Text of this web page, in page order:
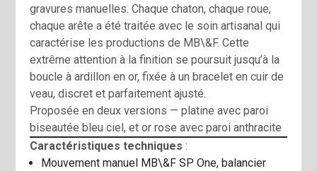
gravures manuelles. Chaque chaton, chaque roue,
chaque arête a été traitée avec le soin artisanal qui
caractérise les productions de MB\&F. Cette
extrême attention à la finition se poursuit jusqu’à la
boucle à ardillon en or, fixée à un bracelet en cuir de
veau, discret et parfaitement ajusté.
Proposée en deux versions — platine avec paroi
biseautée bleu ciel, et or rose avec paroi anthracite
Caractéristiques techniques:
Mouvement manuel MB\&F SP One, balancier